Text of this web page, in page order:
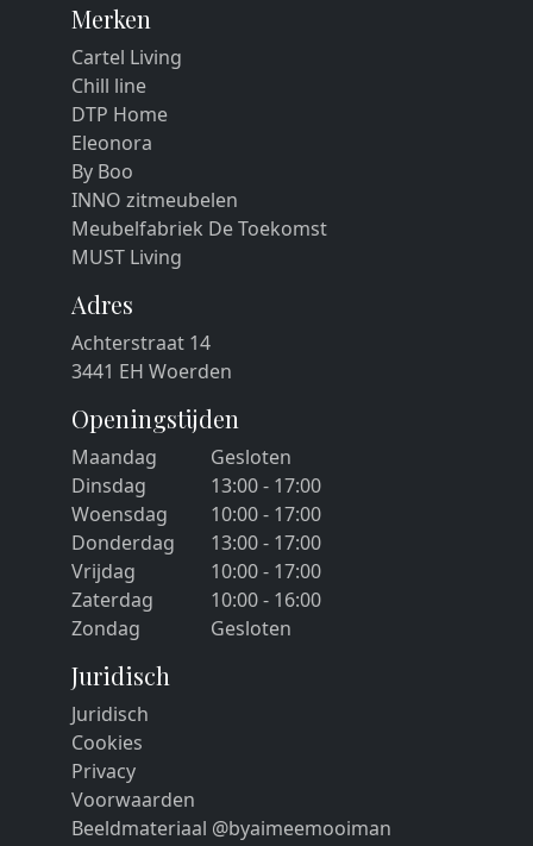
Merken
Cartel Living
Chill line
DTP Home
Eleonora
By Boo
INNO zitmeubelen
Meubelfabriek De Toekomst
MUST Living
Adres
Achterstraat 14
3441 EH Woerden
Openingstijden
Maandag
Gesloten
Dinsdag
13:00 - 17:00
Woensdag
10:00 - 17:00
Donderdag
13:00 - 17:00
Vrijdag
10:00 - 17:00
Zaterdag
10:00 - 16:00
Zondag
Gesloten
Juridisch
Juridisch
Cookies
Privacy
Voorwaarden
Beeldmateriaal @byaimeemooiman